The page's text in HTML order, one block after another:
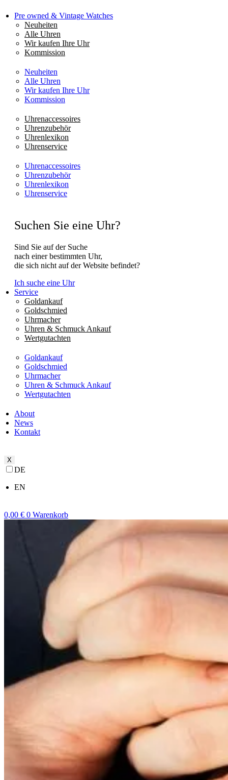
Pre owned & Vintage Watches
Neuheiten
Alle Uhren
Wir kaufen Ihre Uhr
Kommission
Neuheiten
Alle Uhren
Wir kaufen Ihre Uhr
Kommission
Uhrenaccessoires
Uhrenzubehör
Uhrenlexikon
Uhrenservice
Uhrenaccessoires
Uhrenzubehör
Uhrenlexikon
Uhrenservice
Suchen Sie eine Uhr?
Sind Sie auf der Suche
nach einer bestimmten Uhr,
die sich nicht auf der Website befindet?
Ich suche eine Uhr
Service
Goldankauf
Goldschmied
Uhrmacher
Uhren & Schmuck Ankauf
Wertgutachten
Goldankauf
Goldschmied
Uhrmacher
Uhren & Schmuck Ankauf
Wertgutachten
About
News
Kontakt
X
DE
EN
0,00 € 0 Warenkorb